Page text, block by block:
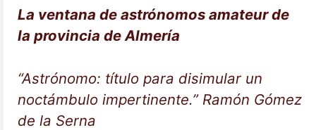
La ventana de astrónomos amateur de
la provincia de Almería
“Astrónomo: título para disimular un
noctámbulo impertinente.” Ramón Gómez
de la Serna